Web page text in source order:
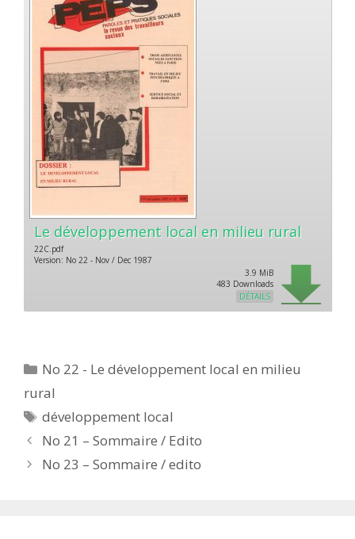
Le développement local en milieu rural
22C.pdf
Version: No 22 - Nov / Dec 1987
3.9 MiB
483 Downloads
DÉTAILS
Catégories
No 22 - Le développement local en milieu
rural
Étiquettes
développement local
No 21 – Sommaire / Edito
No 23 – Sommaire / edito